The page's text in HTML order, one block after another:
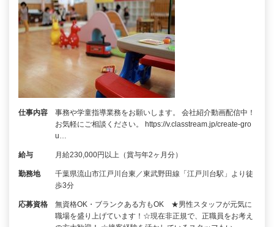
仕事内容
事務や学童指導業務をお願いします。 会社紹介動画配信中！
お気軽にご相談ください。 https://v.classtream.jp/create-gro
u…
給与 月給230,000円以上（賞与年2ヶ月分）
勤務地
千葉県流山市江戸川台東／東武野田線「江戸川台駅」より徒
歩3分
応募資格
無資格OK・ブランクある方もOK ★男性スタッフが元気に
職場を盛り上げています！☆現在非正規で、正職員をお考え